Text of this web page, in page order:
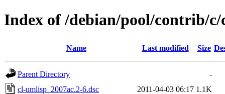
Index of /debian/pool/contrib/
Name Last modified Size
Parent Directory
-
cl-umlisp_2007ac.2-6.dsc
2011-04-03 06:17 1.1K